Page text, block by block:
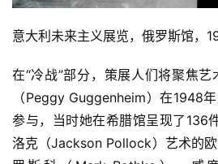
意大利未来主义展览，俄罗斯馆，
在“冷战”部分，策展人们将聚焦艺
（Peggy Guggenheim）在1948
参与，当时她在希腊馆呈现了136
洛克（Jackson Pollock）艺术的欧